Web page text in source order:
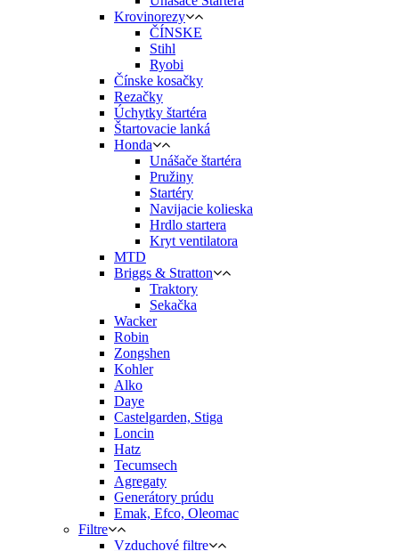
Krovinorezy
ČÍNSKE
Stihl
Ryobi
Čínske kosačky
Rezačky
Úchytky štartéra
Štartovacie lanká
Honda
Unášače štartéra
Pružiny
Startéry
Navijacie kolieska
Hrdlo startera
Kryt ventilatora
MTD
Briggs & Stratton
Traktory
Sekačka
Wacker
Robin
Zongshen
Kohler
Alko
Daye
Castelgarden, Stiga
Loncin
Hatz
Tecumsech
Agregaty
Generátory prúdu
Emak, Efco, Oleomac
Filtre
Vzduchové filtre